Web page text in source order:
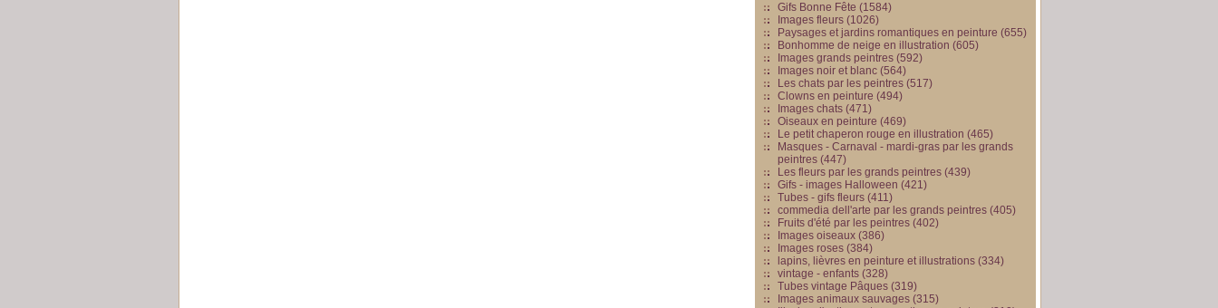
Gifs Bonne Fête (1584)
Images fleurs (1026)
Paysages et jardins romantiques en peinture (655)
Bonhomme de neige en illustration (605)
Images grands peintres (592)
Images noir et blanc (564)
Les chats par les peintres (517)
Clowns en peinture (494)
Images chats (471)
Oiseaux en peinture (469)
Le petit chaperon rouge en illustration (465)
Masques - Carnaval - mardi-gras par les grands
peintres (447)
Les fleurs par les grands peintres (439)
Gifs - images Halloween (421)
Tubes - gifs fleurs (411)
commedia dell'arte par les grands peintres (405)
Fruits d'été par les peintres (402)
Images oiseaux (386)
Images roses (384)
lapins, lièvres en peinture et illustrations (334)
vintage - enfants (328)
Tubes vintage Pâques (319)
Images animaux sauvages (315)